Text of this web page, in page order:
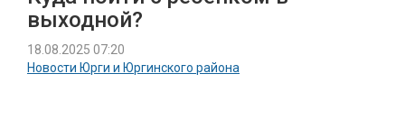
выходной?
18.08.2025 07:20
Новости Юрги и Юргинского района